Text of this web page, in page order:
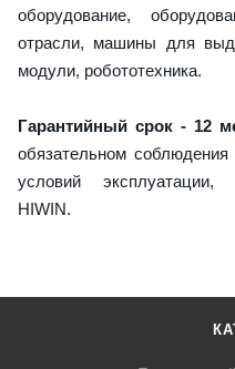
оборудование,
отрасли, машины для
модули, робототехника.
Гарантийный срок - 12
обязательном
условий эксплуатации,
HIWIN.